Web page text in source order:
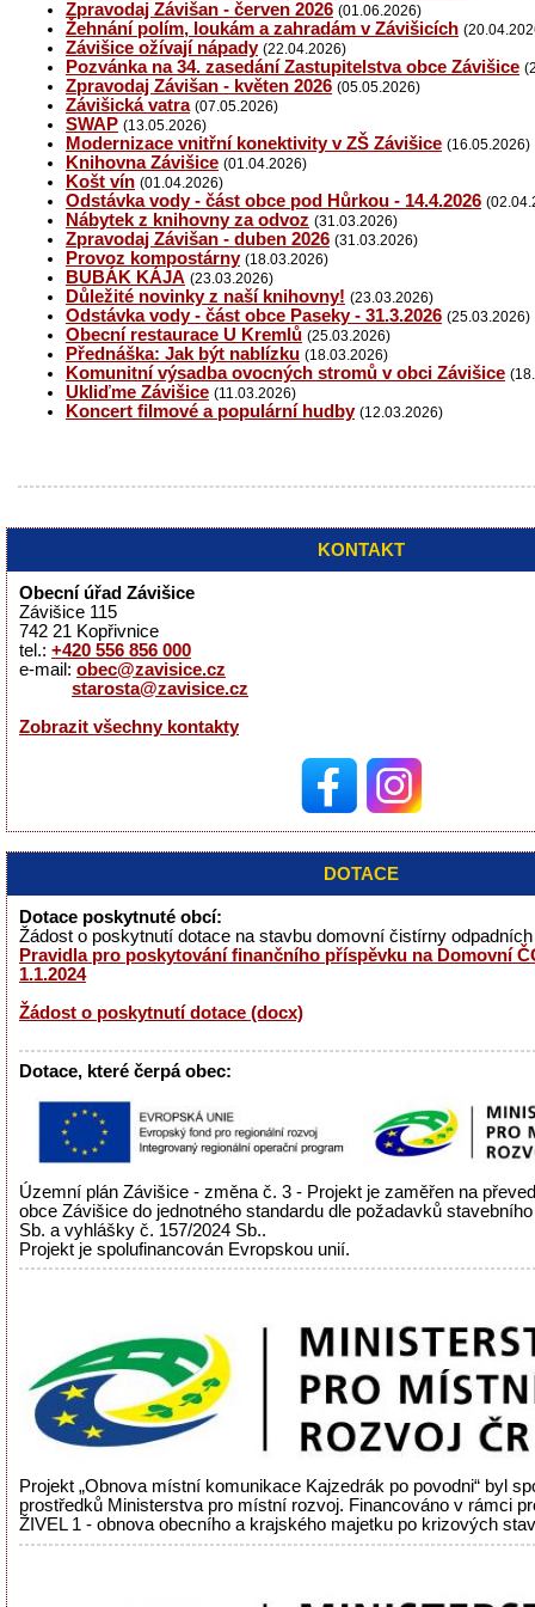
Zpravodaj Závišan - červen 2026 (01.06.2026)
Žehnání polím, loukám a zahradám v Závišicích
Závišice ožívají nápady (22.04.2026)
Pozvánka na 34. zasedání Zastupitelstva obce Závišice
Zpravodaj Závišan - květen 2026 (05.05.2026)
Závišická vatra (07.05.2026)
SWAP (13.05.2026)
Modernizace vnitřní konektivity v ZŠ Závišice (16.05.2026)
Knihovna Závišice (01.04.2026)
Košt vín (01.04.2026)
Odstávka vody - část obce pod Hůrkou - 14.4.2026
Nábytek z knihovny za odvoz (31.03.2026)
Zpravodaj Závišan - duben 2026 (31.03.2026)
Provoz kompostárny (18.03.2026)
BUBÁK KÁJA (23.03.2026)
Důležité novinky z naší knihovny! (23.03.2026)
Odstávka vody - část obce Paseky - 31.3.2026 (25.03.2026)
Obecní restaurace U Kremlů (25.03.2026)
Přednáška: Jak být nablízku (18.03.2026)
Komunitní výsadba ovocných stromů v obci Závišice
Ukliďme Závišice (11.03.2026)
Koncert filmové a populární hudby (12.03.2026)
KONTAKT
Obecní úřad Závišice
Závišice 115
742 21 Kopřivnice
tel.: +420 556 856 000
e-mail: obec@zavisice.cz
starosta@zavisice.cz
Zobrazit všechny kontakty
DOTACE
Dotace poskytnuté obcí:
Žádost o poskytnutí dotace na stavbu domovní čistírny
Pravidla pro poskytování finančního příspěvku na Domovní
1.1.2024
Žádost o poskytnutí dotace (docx)
Dotace, které čerpá obec:
Územní plán Závišice - změna č. 3 - Projekt je zaměřen na
obce Závišice do jednotného standardu dle požadavků
Sb. a vyhlášky č. 157/2024 Sb..
Projekt je spolufinancován Evropskou unií.
Projekt „Obnova místní komunikace Kajzedrák po povodni“ byl
prostředků Ministerstva pro místní rozvoj. Financováno v rámci
ŽIVEL 1 - obnova obecního a krajského majetku po krizových